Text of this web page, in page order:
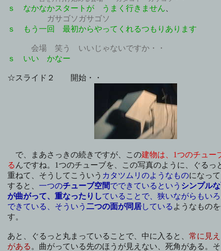
ｓ なかなかスタートが うまく行きません
ガサゴソガサゴソ
ｓ もう一回 最初からやってくれるつもりあります
会場 笑う いいじゃないですか・・
ｓ いい かなー
☆スライド２ 開始・・
で、まあさっきの続きですが、この建物は、1つのチュー
る んですね。1つのチューブを、この写真のように、ぐるっ
重ねて、そうしてこういう カタツムリのようなものになっ
すると、 一つのチューブ空間でできているという シンプル
が曲がって、重なったりしていることで、狭いながらもい
できている、そういう 二つの面が同居している ようなもの
す。
あと、ぐるっと丸まっていることで、中に入ると、 常に見
がある 。曲がっている先のほうが見えない、死角がある。